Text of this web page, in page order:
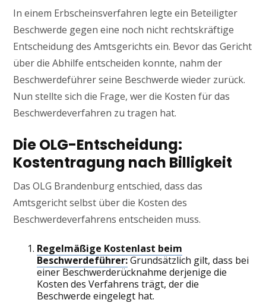
In einem Erbscheinsverfahren legte ein Beteiligter
Beschwerde gegen eine noch nicht rechtskräftige
Entscheidung des Amtsgerichts ein. Bevor das Gericht
über die Abhilfe entscheiden konnte, nahm der
Beschwerdeführer seine Beschwerde wieder zurück.
Nun stellte sich die Frage, wer die Kosten für das
Beschwerdeverfahren zu tragen hat.
Die OLG-Entscheidung:
Kostentragung nach Billigkeit
Das OLG Brandenburg entschied, dass das
Amtsgericht selbst über die Kosten des
Beschwerdeverfahrens entscheiden muss.
Regelmäßige Kostenlast beim
Beschwerdeführer:Grundsätzlich gilt, dass bei
einer Beschwerderücknahme derjenige die
Kosten des Verfahrens trägt, der die
Beschwerde eingelegt hat.